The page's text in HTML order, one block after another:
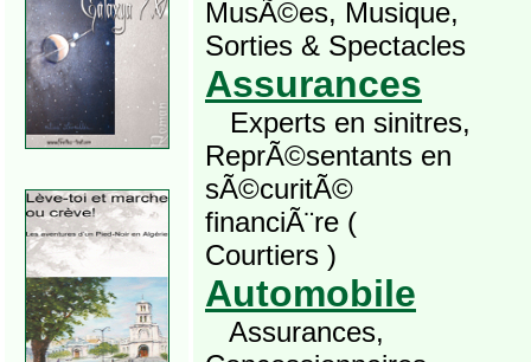
MusÃ©es, Musique,
Sorties & Spectacles
Assurances
Experts en sinitres,
ReprÃ©sentants en
sÃ©curitÃ©
financiÃ¨re (
Courtiers )
Automobile
Assurances,